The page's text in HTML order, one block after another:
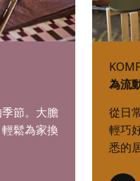
節。大膽
鬆為家換
為流
從日
輕巧
悉的